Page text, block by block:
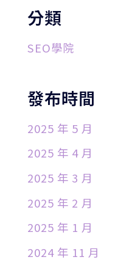
分類
SEO學院
發布時間
2025 年 5 月
2025 年 4 月
2025 年 3 月
2025 年 2 月
2025 年 1 月
2024 年 11 月